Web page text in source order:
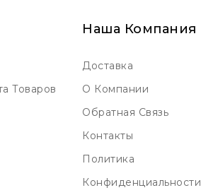
Товаров
Наша Компания
Доставка
О Компании
Обратная Связь
Контакты
Политика
Конфиденциальности